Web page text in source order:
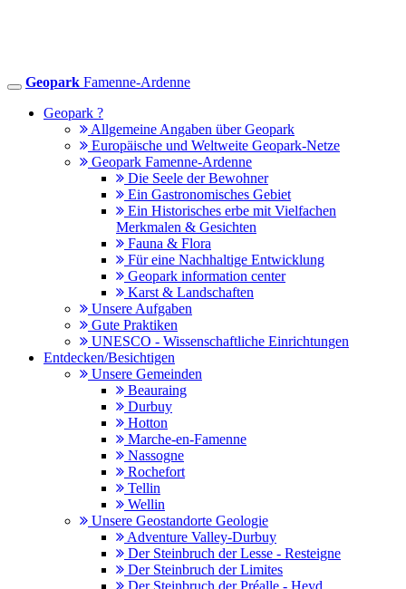
Toggle
navigation
Geopark Famenne-Ardenne
Geopark ?
Allgemeine Angaben über Geopark
Europäische und Weltweite Geopark-Netze
Geopark Famenne-Ardenne
Die Seele der Bewohner
Ein Gastronomisches Gebiet
Ein Historisches erbe mit Vielfachen
Merkmalen & Gesichten
Fauna & Flora
Für eine Nachhaltige Entwicklung
Geopark information center
Karst & Landschaften
Unsere Aufgaben
Gute Praktiken
UNESCO - Wissenschaftliche Einrichtungen
Entdecken/Besichtigen
Unsere Gemeinden
Beauraing
Durbuy
Hotton
Marche-en-Famenne
Nassogne
Rochefort
Tellin
Wellin
Unsere Geostandorte Geologie
Adventure Valley-Durbuy
Der Steinbruch der Lesse - Resteigne
Der Steinbruch der Limites
Der Steinbruch der Préalle - Heyd